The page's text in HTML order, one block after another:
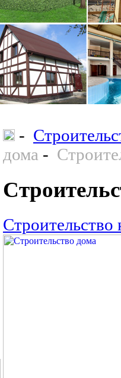
-
дома -
Строительство